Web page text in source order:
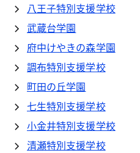
八王子特別支援学校
武蔵台学園
府中けやきの森学園
調布特別支援学校
町田の丘学園
七生特別支援学校
小金井特別支援学校
清瀬特別支援学校